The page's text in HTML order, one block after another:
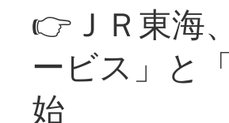
👉ＪＲ東海
ービス」と
始